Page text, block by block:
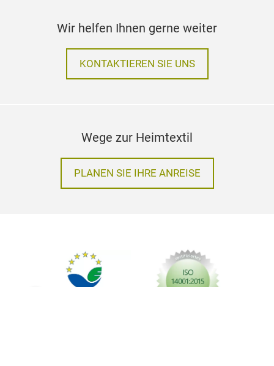
Wir helfen Ihnen gerne weiter
KONTAKTIEREN SIE UNS
Wege zur Heimtextil
PLANEN SIE IHRE ANREISE